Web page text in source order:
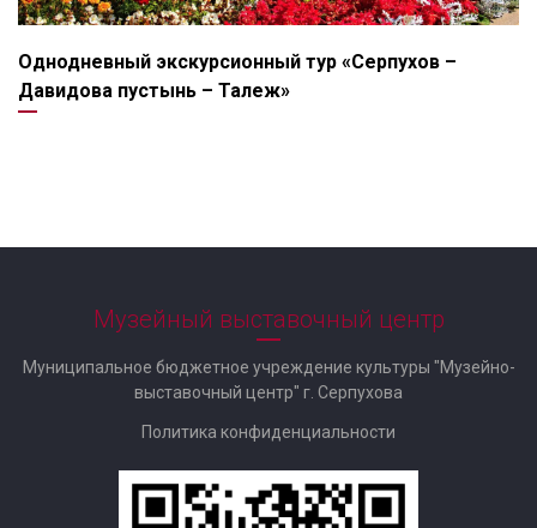
Однодневный экскурсионный тур «Серпухов –
Давидова пустынь – Талеж»
Музейный выставочный центр
Муниципальное бюджетное учреждение культуры "Музейно-
выставочный центр" г. Серпухова
Политика конфиденциальности